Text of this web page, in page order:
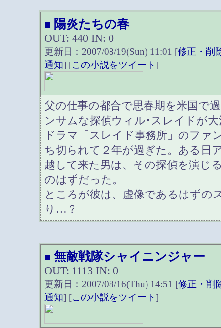
■ 陽炎たちの春
OUT: 440 IN: 0
更新日：2007/08/19(Sun) 11:01 [修正・削
通知] [この小説をツイート]
父の仕事の都合で思春期を米国で
ンサムな探偵ウィル･スレイドが
ドラマ「スレイド事務所」のファ
ち切られて２年が過ぎた。ある日
越して来た男は、その探偵を演じ
のはずだった。
ところが彼は、虚像であるはずの
り…？
■ 無敵戦隊シャイニンジャー
OUT: 1113 IN: 0
更新日：2007/08/16(Thu) 14:51 [修正・削
通知] [この小説をツイート]